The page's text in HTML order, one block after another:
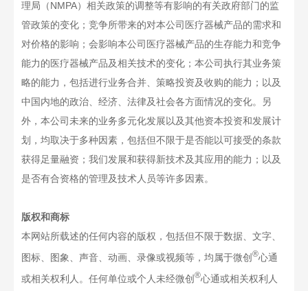
理局（NMPA）相关政策的调整等有影响的有关政府部门的监
管政策的变化；竞争所带来的对本公司医疗器械产品的需求和
对价格的影响；会影响本公司医疗器械产品的生存能力和竞争
能力的医疗器械产品及相关技术的变化；本公司执行其业务策
略的能力，包括进行业务合并、策略投资及收购的能力；以及
中国内地的政治、经济、法律及社会各方面情况的变化。另
外，本公司未来的业务多元化发展以及其他资本投资和发展计
划，均取决于多种因素，包括但不限于是否能以可接受的条款
获得足量融资；我们发展和获得新技术及其应用的能力；以及
是否有合资格的管理及技术人员等许多因素。
版权和商标
本网站所载述的任何内容的版权，包括但不限于数据、文字、
图标、图象、声音、动画、录像或视频等，均属于微创®心通
或相关权利人。任何单位或个人未经微创®心通或相关权利人